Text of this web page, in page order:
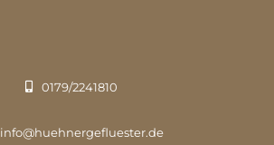
0179/2241810
info@huehnergefluester.de